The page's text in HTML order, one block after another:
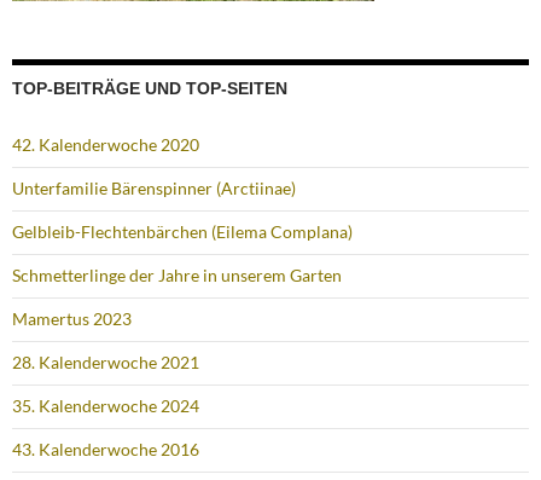
TOP-BEITRÄGE UND TOP-SEITEN
42. Kalenderwoche 2020
Unterfamilie Bärenspinner (Arctiinae)
Gelbleib-Flechtenbärchen (Eilema Complana)
Schmetterlinge der Jahre in unserem Garten
Mamertus 2023
28. Kalenderwoche 2021
35. Kalenderwoche 2024
43. Kalenderwoche 2016